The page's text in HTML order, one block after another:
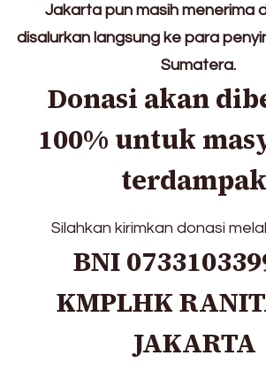
Jakarta pun masih menerima
disalurkan langsung ke para
Sumatera.
Donasi akan
100% untuk
Silahkan kirimkan donasi
BNI
KMPLHK
JAKARTA